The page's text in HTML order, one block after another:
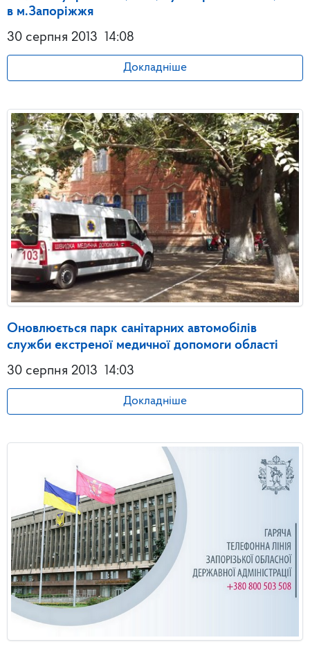
в м.Запоріжжя
30 серпня 2013 14:08
Докладніше
Оновлюється парк санітарних автомобілів
служби екстреної медичної допомоги області
30 серпня 2013
14:03
Докладніше